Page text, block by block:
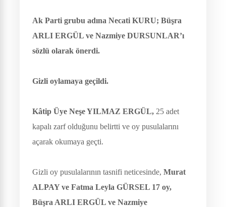
Ak Parti grubu adına Necati KURU; Büşra
ARLI ERGÜL ve Nazmiye DURSUNLAR’ı
sözlü olarak önerdi.
Gizli oylamaya geçildi.
Kâtip Üye Neşe YILMAZ ERGÜL, 25 adet
kapalı zarf olduğunu belirtti ve oy pusulalarını
açarak okumaya geçti.
Gizli oy pusulalarının tasnifi neticesinde, Murat
ALPAY ve Fatma Leyla GÜRSEL 17 oy,
Büşra ARLI ERGÜL ve Nazmiye